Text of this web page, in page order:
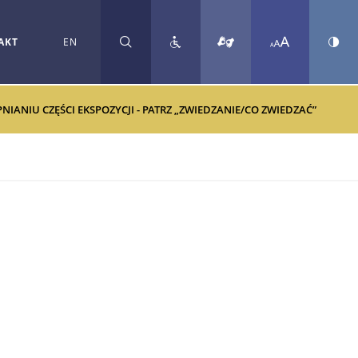
EN SZUKAJ
CZĘŚCI EKSPOZYCJI - PATRZ „ZWIEDZANIE/CO ZWIEDZAĆ”